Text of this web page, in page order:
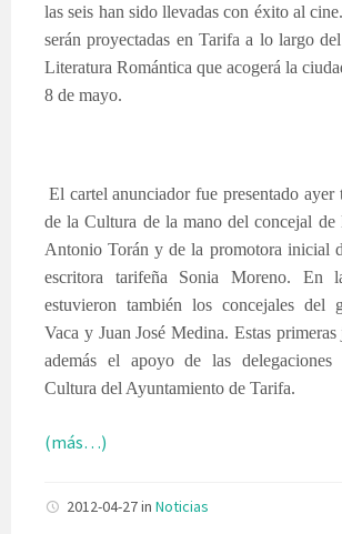
las seis han sido llevadas con éxito al
serán proyectadas en Tarifa a lo largo
Literatura Romántica que acogerá la
8 de mayo.
El cartel anunciador fue presentado ayer
de la Cultura de la mano del concejal de
Antonio Torán y de la promotora inicial
escritora tarifeña Sonia Moreno. En
estuvieron también los concejales del
Vaca y Juan José Medina. Estas primeras
además el apoyo de las
Cultura del Ayuntamiento de Tarifa.
(más…)
2012-04-27in Noticias